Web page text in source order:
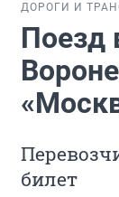
ДОРОГИ И
Поезд
билет